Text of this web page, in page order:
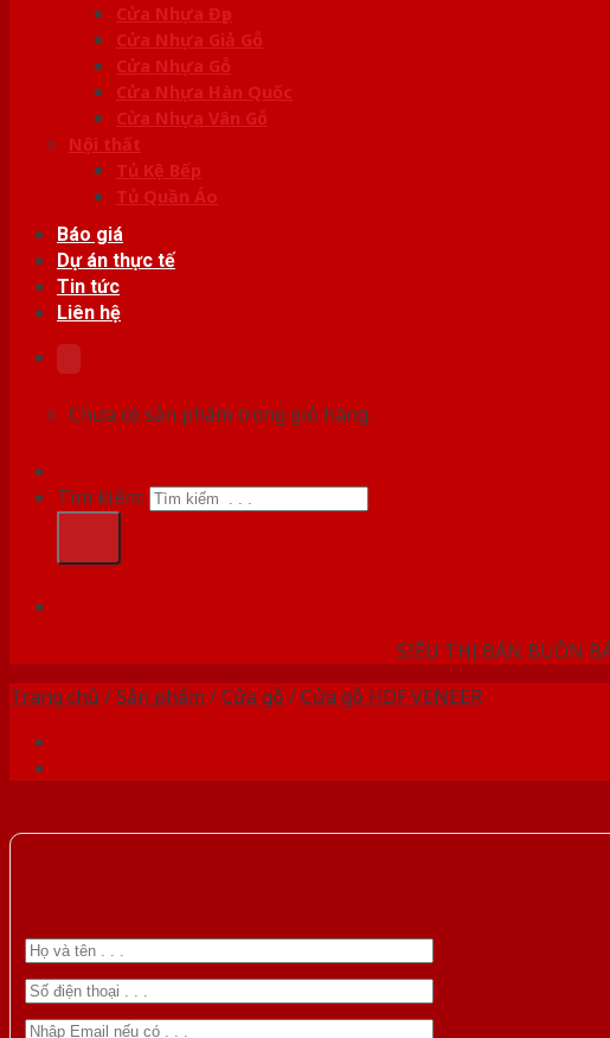
Cửa Nhựa Đẹp
Cửa Nhựa Giả Gỗ
Cửa Nhựa Gỗ
Cửa Nhựa Hàn Quốc
Cửa Nhựa Vân Gỗ
Nội thất
Tủ Kệ Bếp
Tủ Quần Áo
Báo giá
Dự án thực tế
Tin tức
Liên hệ
Chưa có sản phẩm trong giỏ hàng.
Tìm kiếm:
SIÊU THỊ BÁN BUÔN
Trang chủ /Sản phẩm /Cửa gỗ /Cửa gỗ HDF VENEER